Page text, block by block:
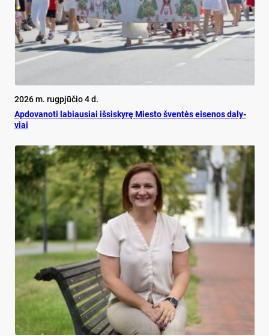
2026 m. rugpjūčio 4 d.
Ap­do­va­no­ti la­biau­siai iš­si­sky­rę Mies­to šven­tės ei­se­nos da­ly­
viai